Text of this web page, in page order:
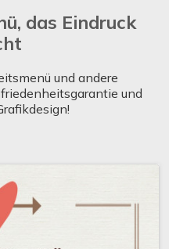
das Eindruck
und andere
und